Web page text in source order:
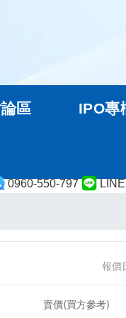
0960-550-797
區 IPO專
報價
賣價(買方參考)